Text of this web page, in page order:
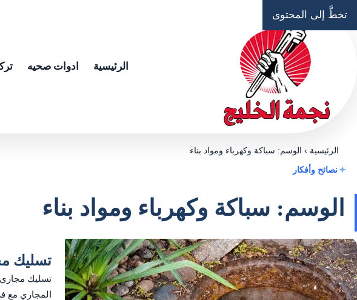
تخطَّ إلى المحتوى
الرئيسية ادوات صحيه
الرئيسية › الوسم: سباكة وكهرباء ومواد بناء
نصائح وأفكار
الوسم: سباكة وكهرباء ومواد بناء
تسليك
تسليك
المجاري مع